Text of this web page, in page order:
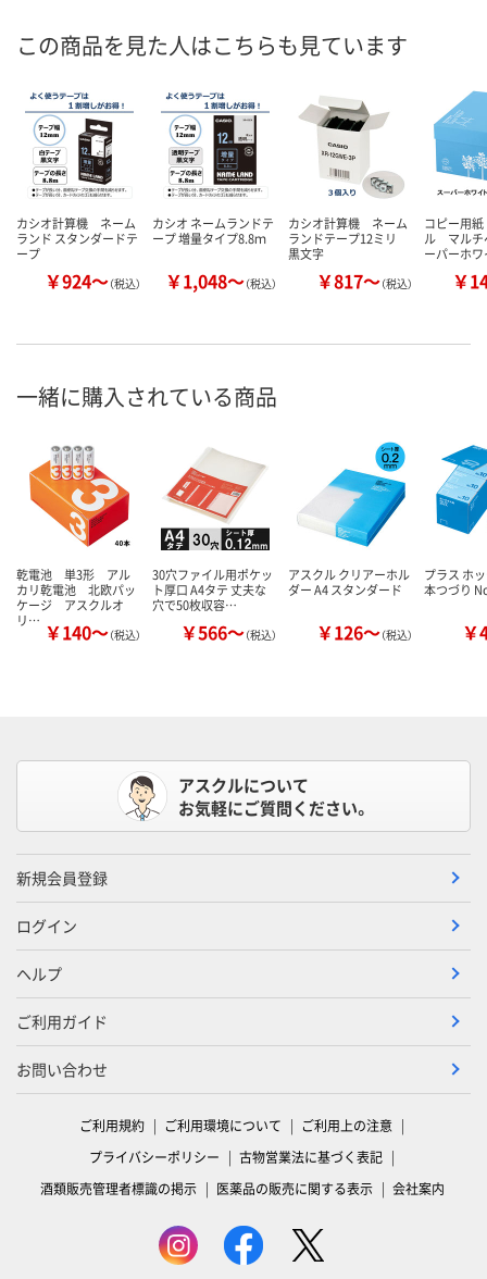
この商品を見た人はこちらも見ています
カシオ計算機 ネーム
ランド スタンダードテ
ープ
￥924～（税込）
カシオ ネームランドテ
ープ 増量タイプ8.8ｍ
￥1,048～（税込）
カシオ計算機 ネーム
ランドテープ12ミリ
黒文字
￥817～（税込）
コピー用
ル マルチ
ーパーホワ
￥
一緒に購入されている商品
乾電池 単3形 アル
カリ乾電池 北欧パッ
ケージ アスクルオ
リ… ￥140～（税込）
30穴ファイル用ポケッ
ト厚口 A4タテ 丈夫な
穴で50枚収容…
￥566～（税込）
アスクル クリアーホル
ダー A4 スタンダード
￥126～（税込）
プラス ホ
本つづり
￥
アスクルについて
お気軽にご質問ください。
新規会員登録
ログイン
ヘルプ
ご利用ガイド
お問い合わせ
ご利用規約 ご利用環境について
ご利用上の注意
プライバシーポリシー
古物営業法に基づく表記
酒類販売管理者標識の掲示
医薬品の販売に関する表示 会社案内